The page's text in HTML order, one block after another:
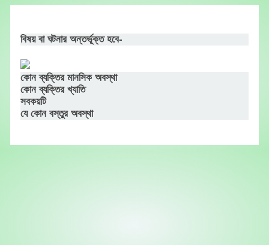
content
বিষয় বা ঘটনার অন্তর্ভূক্ত হবে-
কোন ব্যক্তির মানসিক অবস্থা
কোন ব্যক্তির খ্যাতি
সবকয়টি
যে কোন বস্তুর অবস্থা